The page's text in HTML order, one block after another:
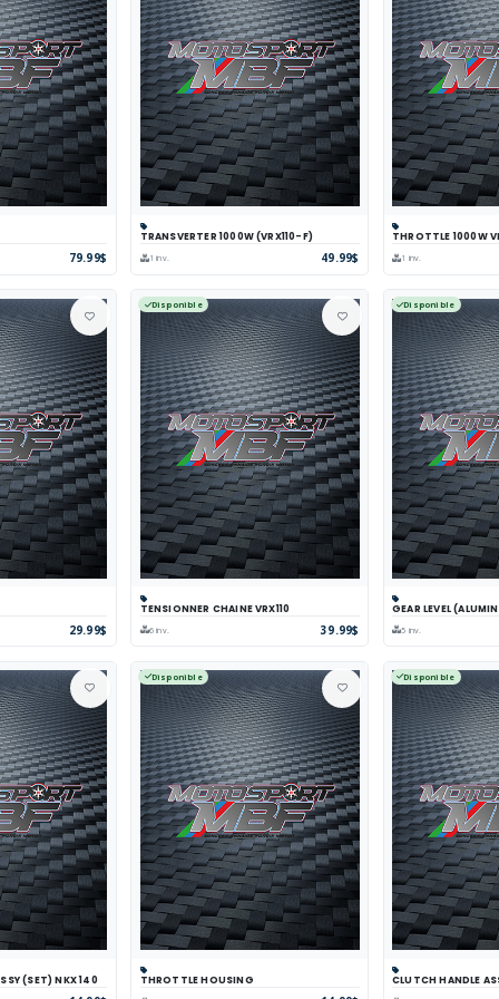
79.99$
Panier Comparer
TRANSVERTER 1000W (VRX110-F)
1 inv. 49.99$
Panier
THROTTLE 1000W
1 inv.
29.99$
Disponible
Panier ComparerTENSIONNER CHAINE VRX110
6 inv. 39.99$
Disponible
Panier
GEAR LEVEL
5 inv.
Voir
(SET) NKX 140
Disponible
Panier Comparer
THROTTLE HOUSING
Disponible
Panier
CLUTCH HANDLE